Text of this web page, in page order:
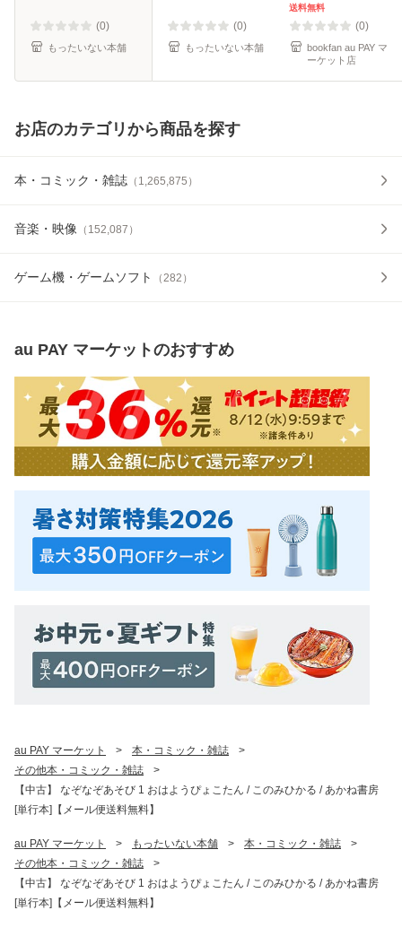
(0)
もったいない本舗
(0)
もったいない本舗
送料無料
(0)
bookfan au PAY マ
ーケット店
お店のカテゴリから商品を探す
本・コミック・雑誌 （ 1,265,875 ）
音楽・映像 （ 152,087 ）
ゲーム機・ゲームソフト （282 ）
au PAY マーケットのおすすめ
au PAY マーケット > 本・コミック・雑誌
>
その他本・コミック・雑誌
>
【中古】 なぞなぞあそび 1 おはようぴょこたん / このみひかる / あかね書房
[単行本]【メール便送料無料】
au PAY マーケット > もったいない本舗 > 本・コミック・雑誌
>
その他本・コミック・雑誌
>
【中古】 なぞなぞあそび 1 おはようぴょこたん / このみひかる / あかね書房
[単行本]【メール便送料無料】